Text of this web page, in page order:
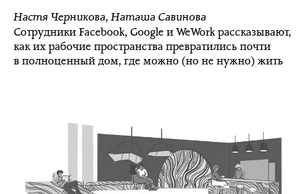
Настя Черникова,Наташа Савинова
Сотрудники Facebook, Google и WeWork рассказывают,
как их рабочие пространства превратились почти
в полноценный дом, где можно (но не нужно) жить